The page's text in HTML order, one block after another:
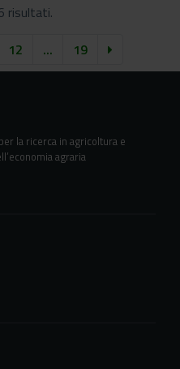
risultati.
12 ... 19
la ricerca in agricoltura e
agraria